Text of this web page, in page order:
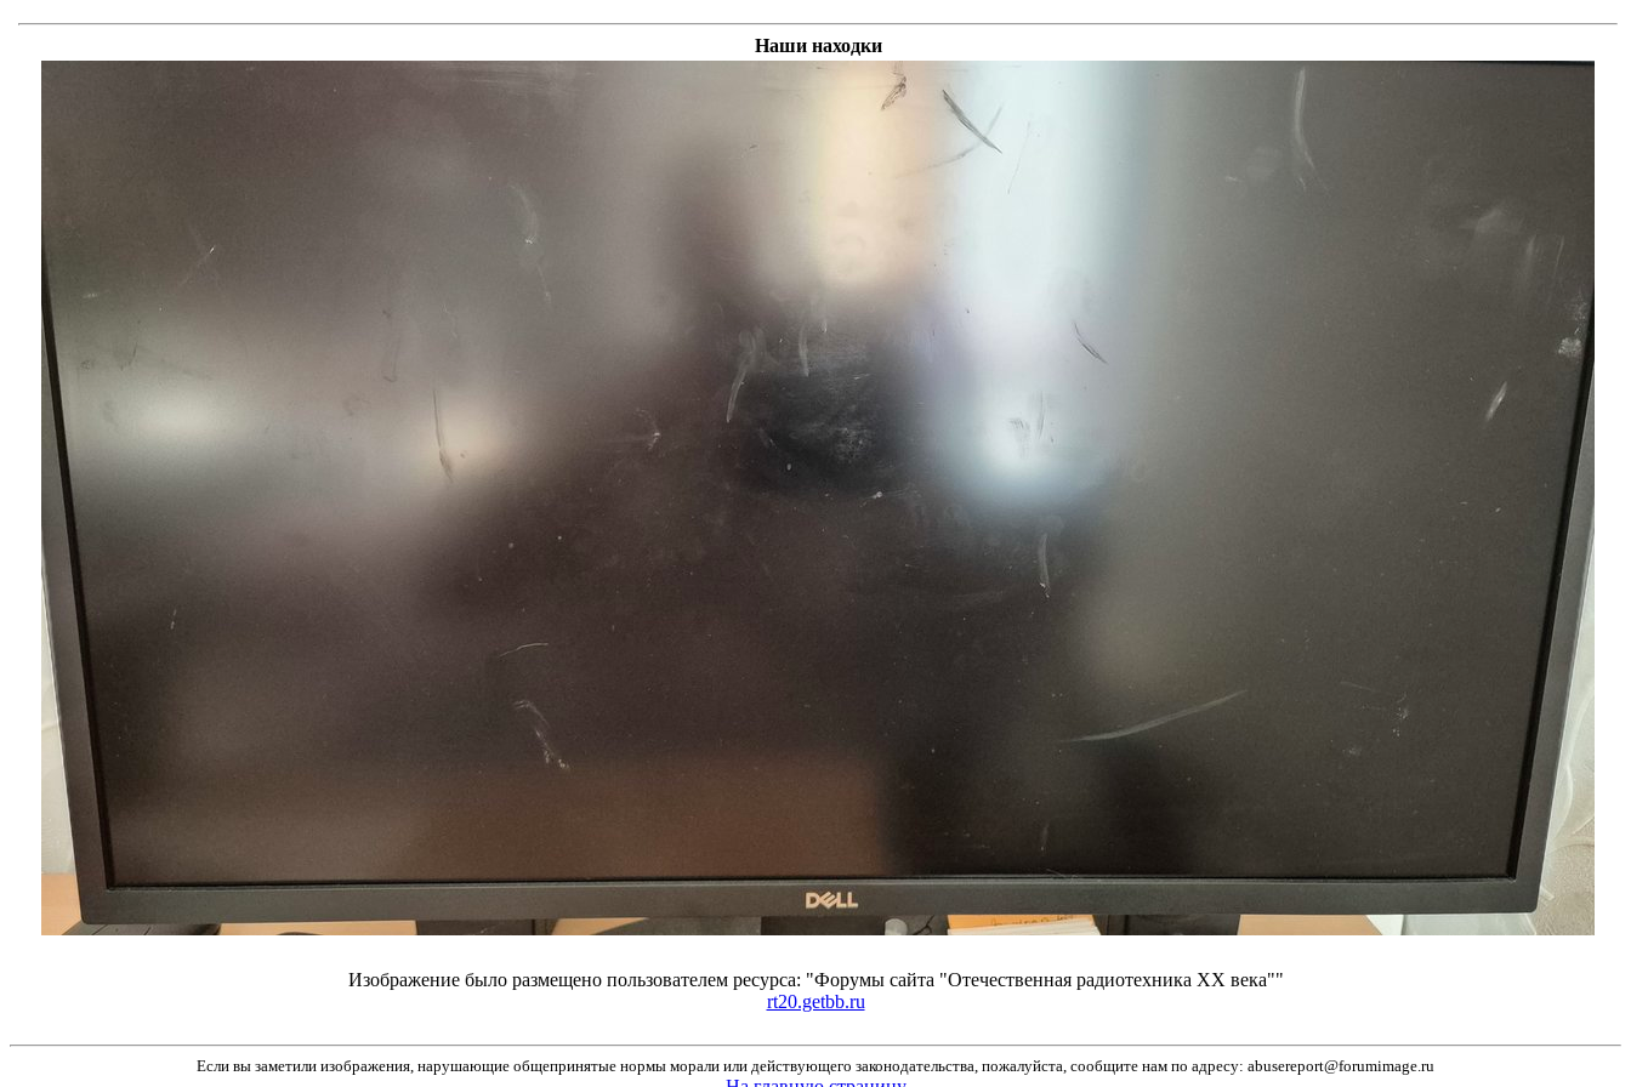
Наши находки
Изображение было размещено пользователем ресурса: "Форумы сайта "Отечественная радиотехника ХХ века""
rt20.getbb.ru
Если вы заметили изображения, нарушающие общепринятые нормы морали или действующего законодательства, пожалуйста, сообщите нам по адресу: abusereport@forumimage.ru